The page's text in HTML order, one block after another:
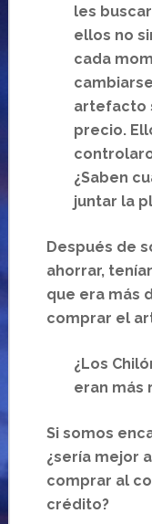
les
ellos no
cada
artefacto
precio.
¿Saben
juntar la
Después de
ahorrar,
que era más
comprar el
¿Los
eran más
Si somos
¿sería mejor
comprar al
crédito?